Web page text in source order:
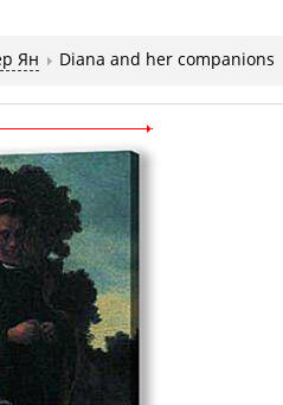
Ян Diana and her companions